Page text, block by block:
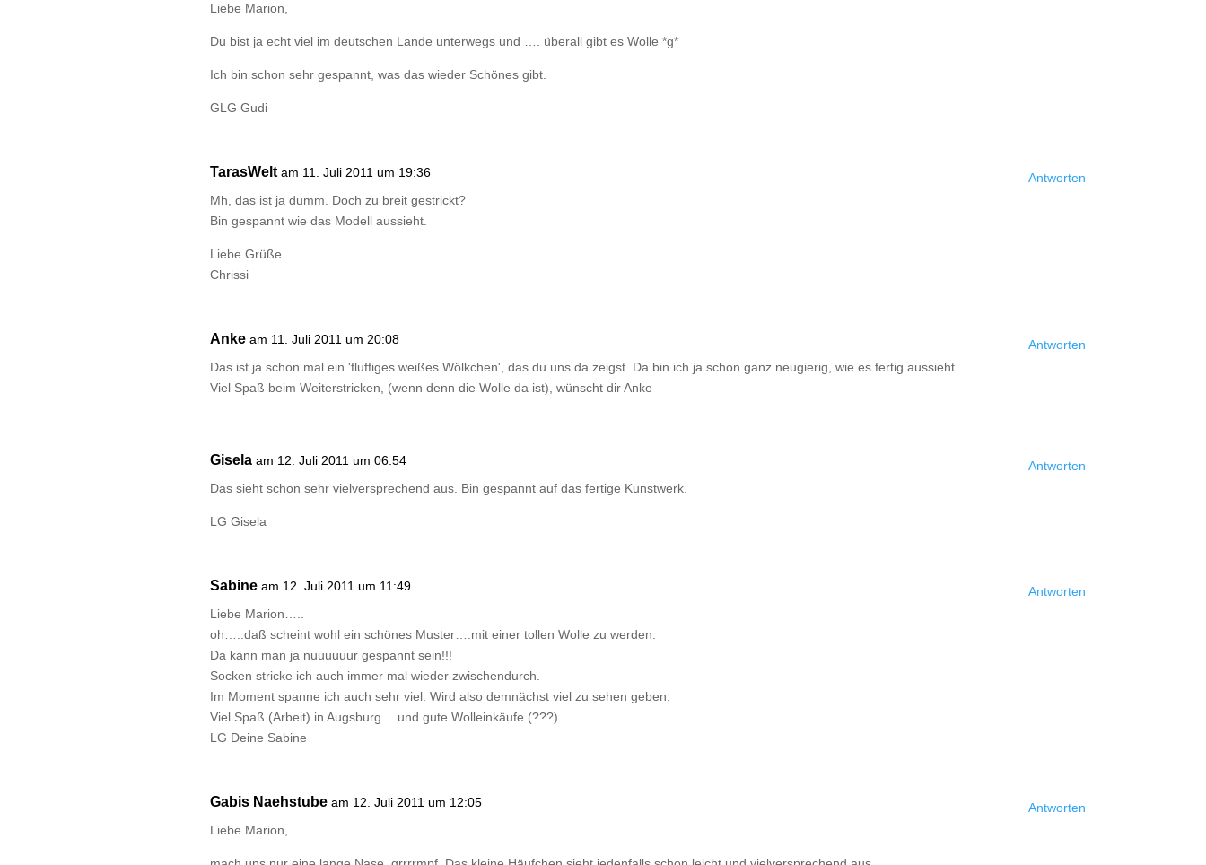
Liebe Marion,
Du bist ja echt viel im deutschen Lande unterwegs und …. überall gibt es Wolle *g*
Ich bin schon sehr gespannt, was das wieder Schönes gibt.
GLG Gudi
TarasWelt am 11. Juli 2011 um 19:36
Mh, das ist ja dumm. Doch zu breit gestrickt?
Bin gespannt wie das Modell aussieht.
Liebe Grüße
Chrissi
Antworten
Anke am 11. Juli 2011 um 20:08
Das ist ja schon mal ein 'fluffiges weißes Wölkchen', das du uns da zeigst. Da bin ich ja schon ganz neugierig, wie es fertig aussieht.
Viel Spaß beim Weiterstricken, (wenn denn die Wolle da ist), wünscht dir Anke
Antworten
Gisela am 12. Juli 2011 um 06:54
Das sieht schon sehr vielversprechend aus. Bin gespannt auf das fertige Kunstwerk.
LG Gisela
Antworten
Sabine am 12. Juli 2011 um 11:49
Liebe Marion…..
oh…..daß scheint wohl ein schönes Muster….mit einer tollen Wolle zu werden.
Da kann man ja nuuuuuur gespannt sein!!!
Socken stricke ich auch immer mal wieder zwischendurch.
Im Moment spanne ich auch sehr viel. Wird also demnächst viel zu sehen geben.
Viel Spaß (Arbeit) in Augsburg….und gute Wolleinkäufe (???)
LG Deine Sabine
Antworten
Gabis Naehstube am 12. Juli 2011 um 12:05
Liebe Marion,
Antworten